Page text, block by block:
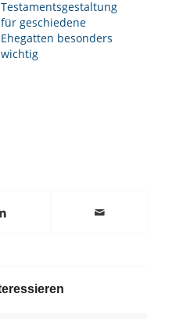
Testamentsgestaltung
für geschiedene
Ehegatten besonders
wichtig